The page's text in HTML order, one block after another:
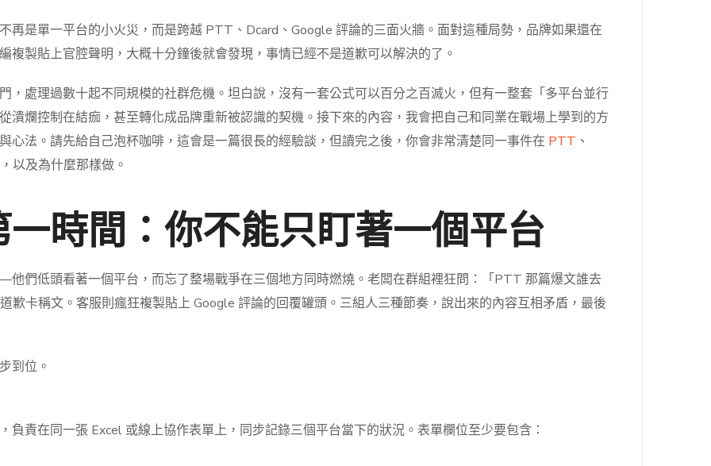
再是單一平台的小火災，而是跨越 PTT、Dcard、Google 評論的三面火牆。面對這種局勢，品牌如果還在
複製貼上官腔聲明，大概十分鐘後就會發現，事情已經不是道歉可以解決的了。
，處理過數十起不同規模的社群危機。坦白說，沒有一套公式可以百分之百滅火，但有一整套「多平台並行
潰爛控制在結痂，甚至轉化成品牌重新被認識的契機。接下來的內容，我會把自己和同業在戰場上學到的方
心法。請先給自己泡杯咖啡，這會是一篇很長的經驗談，但讀完之後，你會非常清楚同一事件在 PTT 、
以及為什麼那樣做。
時間：你不能只盯著一個平台
們低頭看著一個平台，而忘了整場戰爭在三個地方同時燃燒。老闆在群組裡狂問：「PTT 那篇爆文誰去
歉卡稱文。客服則瘋狂複製貼上 Google 評論的回覆罐頭。三組人三種節奏，說出來的內容互相矛盾，最後
到位。
負責在同一張 Excel 或線上協作表單上，同步記錄三個平台當下的狀況。表單欄位至少要包含：